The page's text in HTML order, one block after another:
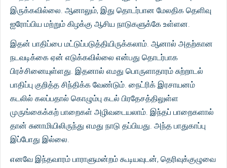
இருக்கவில்லை. ஆனாலும், இது தொடர்பான மேலதிக தெளிவு
ஐரோப்பிய மற்றும் கிழக்கு ஆசிய நாடுகளுக்கே உள்ளன.
இதன் பாதிப்பை மட்டுப்படுத்தியிருக்கலாம். ஆனால் அதற்கான
நடவடிக்கை ஏன் எடுக்கவில்லை என்பது தொடர்பாக
பிரச்சினையுள்ளது. இதனால் எமது பொருளாதாரம் சுற்றாடல்
பாதிப்பு குறித்த சிந்திக்க வேண்டும். நைட்ரிக் இரசாயனம்
கடலில் கலப்பதால் கொழும்பு கடல் பிரதேசத்திலுள்ள
முருங்கைக்கற் பாறைகள் அழிவடையலாம். இந்தப் பாறைகளால்
தான் சுனாமியிலிருந்து எமது நாடு தப்பியது. அந்த பாதுகாப்பு
இப்போது இல்லை.
எனவே இந்தவாரம் பாராளுமன்றம் கூடியவுடன், தெரிவுக்குழுவை